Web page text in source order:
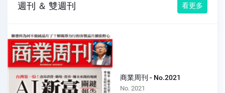
週刊 ＆ 雙週刊 看更多
商業周刊 - No.2021
No. 2021